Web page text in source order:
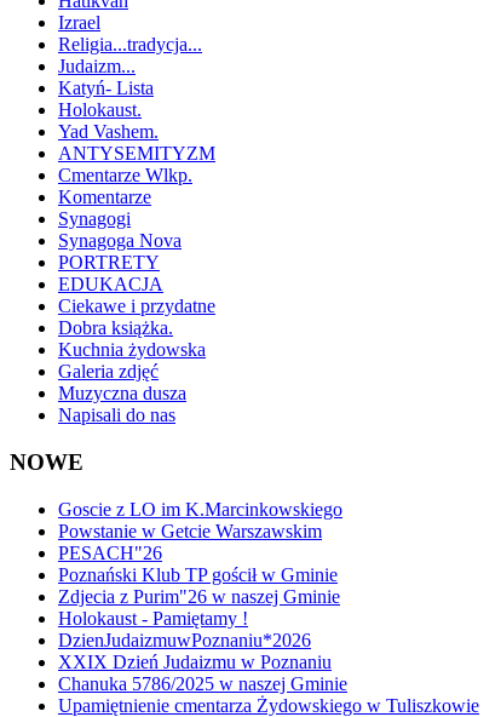
Izrael
Religia...tradycja...
Judaizm...
Katyń- Lista
Holokaust.
Yad Vashem.
ANTYSEMITYZM
Cmentarze Wlkp.
Komentarze
Synagogi
Synagoga Nova
PORTRETY
EDUKACJA
Ciekawe i przydatne
Dobra książka.
Kuchnia żydowska
Galeria zdjęć
Muzyczna dusza
Napisali do nas
NOWE
Goscie z LO im K.Marcinkowskiego
Powstanie w Getcie Warszawskim
PESACH"26
Poznański Klub TP gościł w Gminie
Zdjecia z Purim"26 w naszej Gminie
Holokaust - Pamiętamy !
DzienJudaizmuwPoznaniu*2026
XXIX Dzień Judaizmu w Poznaniu
Chanuka 5786/2025 w naszej Gminie
Upamiętnienie cmentarza Żydowskiego w Tuliszkowie